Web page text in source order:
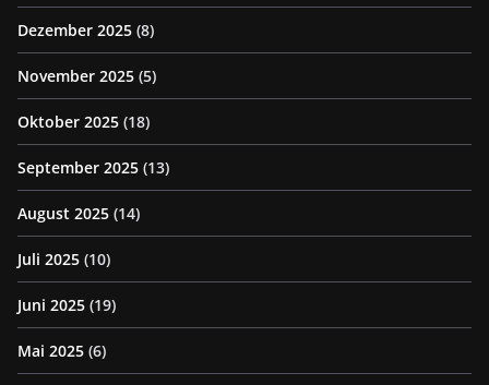
Dezember 2025 (8)
November 2025 (5)
Oktober 2025 (18)
September 2025 (13)
August 2025 (14)
Juli 2025 (10)
Juni 2025 (19)
Mai 2025 (6)